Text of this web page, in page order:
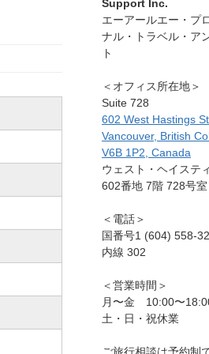
Support Inc.
エーアールエー・プ
ナル・トラベル・ア
ト
＜オフィス所在地＞
Suite 728
602 West Hastings
Vancouver, British
V6B 1P2, Canada
ウェスト・ヘイステ
602番地 7階 728号室
＜電話＞
国番号1 (604) 558-
内線 302
＜営業時間＞
月〜金 10:00〜
土・日・祝休業